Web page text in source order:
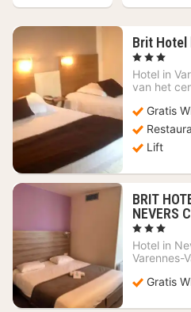
Brit Hotel
, 3 Sterren
Hotel in
van het
Gratis
Lift
BRIT
NEVERS
, 3 Sterren
Hotel in
Varennes-
Gratis